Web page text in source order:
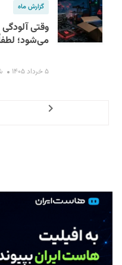
گزارش ماه
وقتی
می‌شود؛
۵ خرداد ۱۴۰۵